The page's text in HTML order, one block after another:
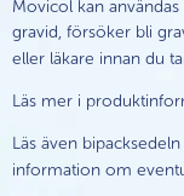
Movicol kan
gravid, försöker bli
eller läkare innan du
Läs mer i
Läs även
information om